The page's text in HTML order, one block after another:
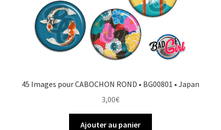
45 Images pour CABOCHON ROND • BG00801 • Japan
3,00€
Ajouter au panier